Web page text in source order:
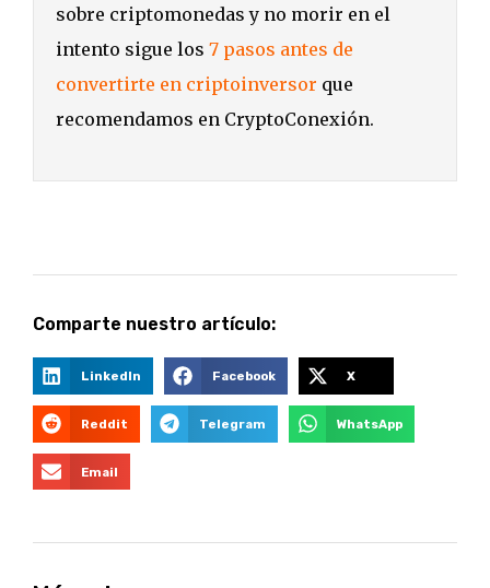
sobre criptomonedas y no morir en el
intento sigue los 7 pasos antes de
convertirte en criptoinversor que
recomendamos en CryptoConexión.
Comparte nuestro artículo:
LinkedIn Facebook X
Reddit Telegram WhatsApp
Email